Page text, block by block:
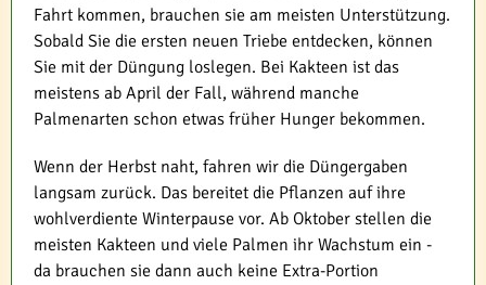
Fahrt kommen, brauchen sie am meisten Unterstützung.
Sobald Sie die ersten neuen Triebe entdecken, können
Sie mit der Düngung loslegen. Bei Kakteen ist das
meistens ab April der Fall, während manche
Palmenarten schon etwas früher Hunger bekommen.
Wenn der Herbst naht, fahren wir die Düngergaben
langsam zurück. Das bereitet die Pflanzen auf ihre
wohlverdiente Winterpause vor. Ab Oktober stellen die
meisten Kakteen und viele Palmen ihr Wachstum ein -
da brauchen sie dann auch keine Extra-Portion